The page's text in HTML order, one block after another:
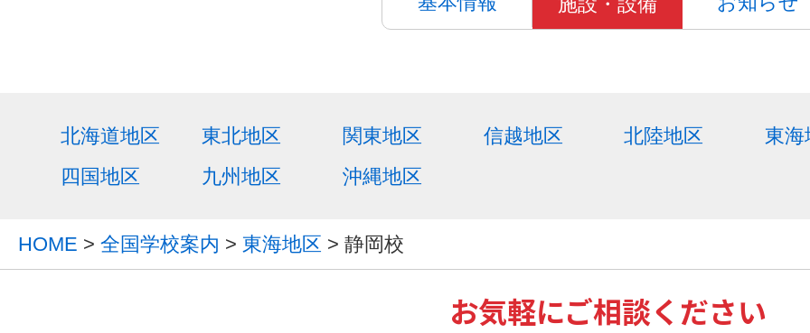
北海道地区 東北地区 関東地区 信越地区 北陸地区 東海
四国地区
九州地区 沖縄地区
HOME > 全国学校案内 > 東海地区 > 静岡校
お気軽にご相談ください